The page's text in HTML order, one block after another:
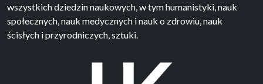
wszystkich dziedzin naukowych, w tym humanistyki, nauk
społecznych, nauk medycznych i nauk o zdrowiu, nauk
ścisłych i przyrodniczych, sztuki.